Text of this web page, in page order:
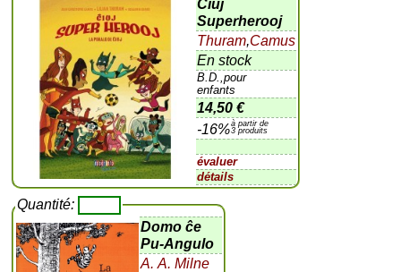
Ĉiuj
Superherooj
Thuram,Camus
En stock
B.D.,pour
enfants
14,50 €
-16%à partir de
3 produits
évaluer
détails
Quantité:
Domo ĉe
Pu-Angulo
A. A. Milne